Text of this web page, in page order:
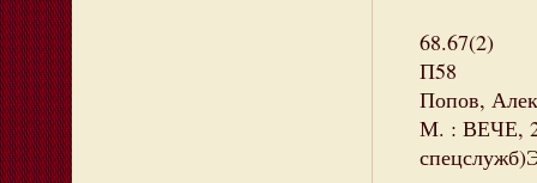
68.67(2)
П58
Попов,
М. : ВЕЧЕ,